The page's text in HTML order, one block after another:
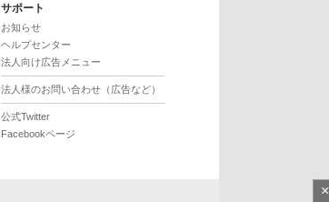
サポート
お知らせ
ヘルプセンター
法人向け広告メニュー
法人様のお問い合わせ（広告など）
公式Twitter
Facebookページ
×